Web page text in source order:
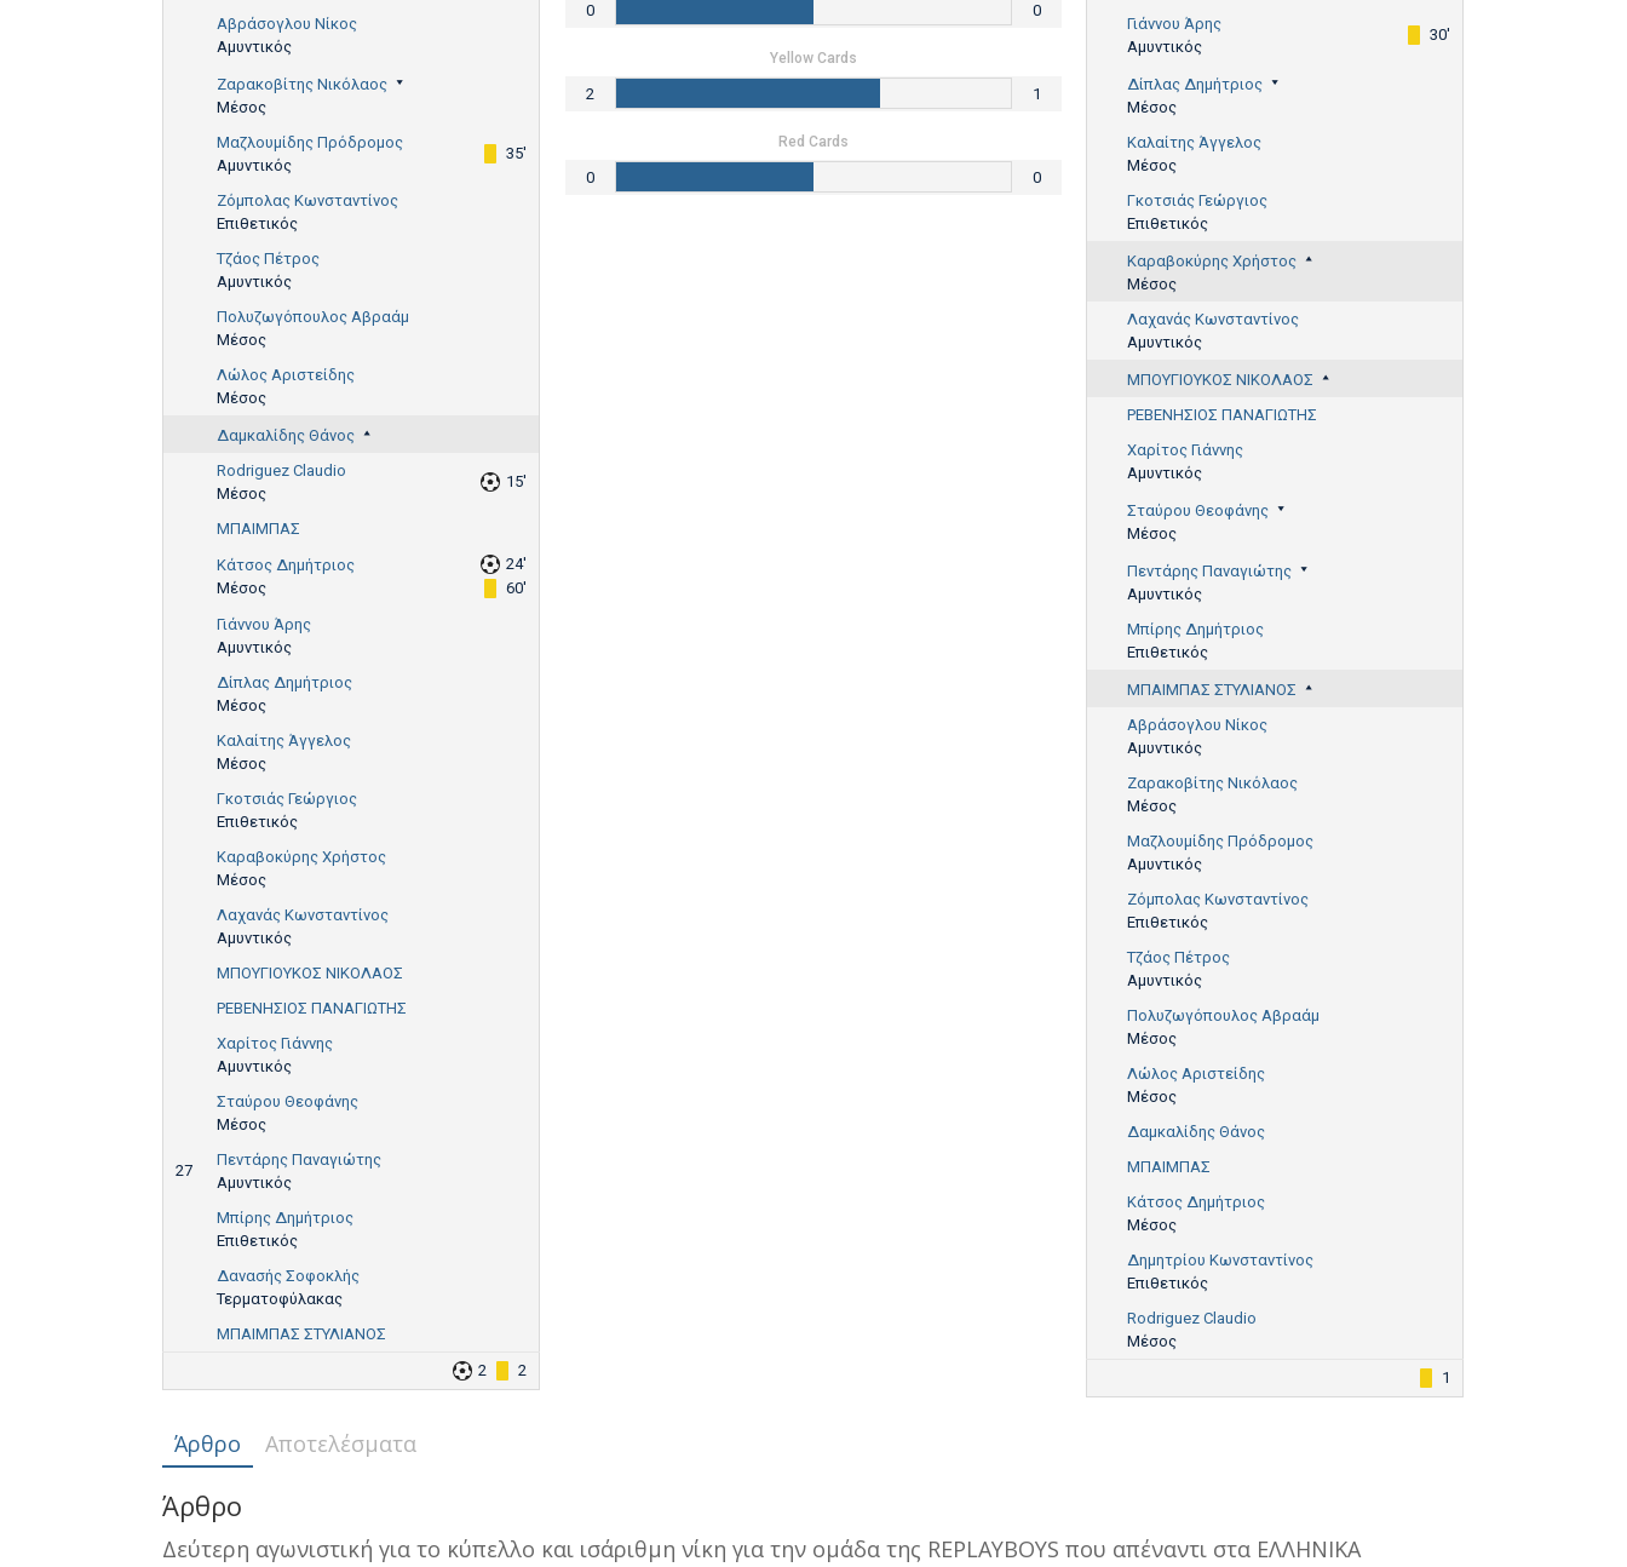
Αβράσογλου Νίκος
Αμυντικός
Ζαρακοβίτης Νικόλαος
Μέσος
Μαζλουμίδης Πρόδρομος
Αμυντικός
35'
Ζόμπολας Κωνσταντίνος
Επιθετικός
Τζάος Πέτρος
Αμυντικός
Πολυζωγόπουλος Αβραάμ
Μέσος
Λώλος Αριστείδης
Μέσος
Δαμκαλίδης Θάνος
Rodriguez Claudio
Μέσος
15'
ΜΠΑΙΜΠΑΣ
Κάτσος Δημήτριος
Μέσος
24'
60'
Γιάννου Άρης
Αμυντικός
Δίπλας Δημήτριος
Μέσος
Καλαίτης Άγγελος
Μέσος
Γκοτσιάς Γεώργιος
Επιθετικός
Καραβοκύρης Χρήστος
Μέσος
Λαχανάς Κωνσταντίνος
Αμυντικός
ΜΠΟΥΓΙΟΥΚΟΣ ΝΙΚΟΛΑΟΣ
ΡΕΒΕΝΗΣΙΟΣ ΠΑΝΑΓΙΩΤΗΣ
Χαρίτος Γιάννης
Αμυντικός
Σταύρου Θεοφάνης
Μέσος
27
Πεντάρης Παναγιώτης
Αμυντικός
Μπίρης Δημήτριος
Επιθετικός
Δανασής Σοφοκλής
Τερματοφύλακας
ΜΠΑΙΜΠΑΣ ΣΤΥΛΙΑΝΟΣ
2
2
Γιάννου Άρης
Αμυντικός
30'
Δίπλας Δημήτριος
Μέσος
Καλαίτης Άγγελος
Μέσος
Γκοτσιάς Γεώργιος
Επιθετικός
Καραβοκύρης Χρήστος
Μέσος
Λαχανάς Κωνσταντίνος
Αμυντικός
ΜΠΟΥΓΙΟΥΚΟΣ ΝΙΚΟΛΑΟΣ
ΡΕΒΕΝΗΣΙΟΣ ΠΑΝΑΓΙΩΤΗΣ
Χαρίτος Γιάννης
Αμυντικός
Σταύρου Θεοφάνης
Μέσος
Πεντάρης Παναγιώτης
Αμυντικός
Μπίρης Δημήτριος
Επιθετικός
ΜΠΑΙΜΠΑΣ ΣΤΥΛΙΑΝΟΣ
Αβράσογλου Νίκος
Αμυντικός
Ζαρακοβίτης Νικόλαος
Μέσος
Μαζλουμίδης Πρόδρομος
Αμυντικός
Ζόμπολας Κωνσταντίνος
Επιθετικός
Τζάος Πέτρος
Αμυντικός
Πολυζωγόπουλος Αβραάμ
Μέσος
Λώλος Αριστείδης
Μέσος
Δαμκαλίδης Θάνος
ΜΠΑΙΜΠΑΣ
Κάτσος Δημήτριος
Μέσος
Δημητρίου Κωνσταντίνος
Επιθετικός
Rodriguez Claudio
Μέσος
1
0 0
Yellow Cards
2 1
Red Cards
0 0
Άρθρο Αποτελέσματα
Άρθρο
Δεύτερη αγωνιστική για το κύπελλο και ισάριθμη νίκη για την ομάδα της REPLAYBOYS που απέναντι στα ΕΛΛΗΝΙΚΑ